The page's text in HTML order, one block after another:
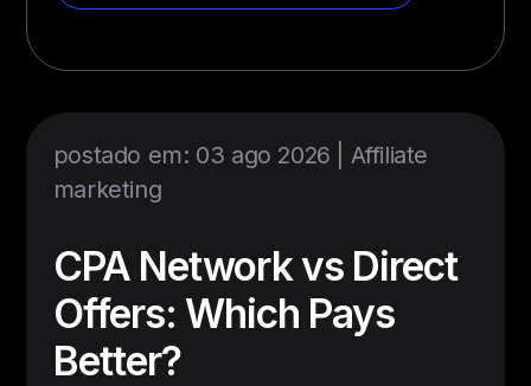
postado em: 03 ago 2026 | Affiliate
marketing
CPA Network vs Direct
Offers: Which Pays
Better?